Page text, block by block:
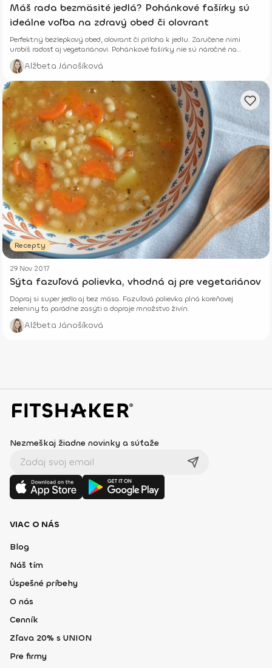
Máš rada bezmäsité jedlá? Pohánkové fašírky sú
ideálne voľba na zdravý obed či olovrant
Perfektný bezlepkový obed, olovrant či príloha k jedlu. Zaručene nimi
urobíš radosť aj vegetariánovi. Pohánkové fašírky nie sú náročné na
prípravu.
Alžbeta Jánošíková
Recepty
29 Nov 2017
Sýta fazuľová polievka, vhodná aj pre vegetariánov
Dopraj si super jedlo aj bez mäsa. Fazuľová polievka plná koreňovej
zeleniny ťa parádne zasýti a dopraje množstvo živín.
Alžbeta Jánošíková
Nezmeškaj žiadne novinky a súťaže
VIAC O NÁS
Blog
Náš tím
Úspešné príbehy
O nás
Cenník
Zľava 20% s UNION
Pre firmy